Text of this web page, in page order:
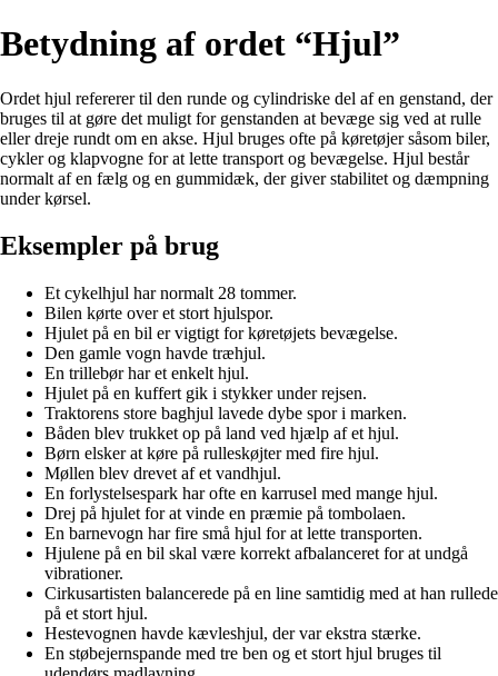
Betydning af ordet “Hjul”
Ordet hjul refererer til den runde og cylindriske del af en genstand, der
bruges til at gøre det muligt for genstanden at bevæge sig ved at rulle
eller dreje rundt om en akse. Hjul bruges ofte på køretøjer såsom biler,
cykler og klapvogne for at lette transport og bevægelse. Hjul består
normalt af en fælg og en gummidæk, der giver stabilitet og dæmpning
under kørsel.
Eksempler på brug
Et cykelhjul har normalt 28 tommer.
Bilen kørte over et stort hjulspor.
Hjulet på en bil er vigtigt for køretøjets bevægelse.
Den gamle vogn havde træhjul.
En trillebør har et enkelt hjul.
Hjulet på en kuffert gik i stykker under rejsen.
Traktorens store baghjul lavede dybe spor i marken.
Båden blev trukket op på land ved hjælp af et hjul.
Børn elsker at køre på rulleskøjter med fire hjul.
Møllen blev drevet af et vandhjul.
En forlystelsespark har ofte en karrusel med mange hjul.
Drej på hjulet for at vinde en præmie på tombolaen.
En barnevogn har fire små hjul for at lette transporten.
Hjulene på en bil skal være korrekt afbalanceret for at undgå
vibrationer.
Cirkusartisten balancerede på en line samtidig med at han rullede
på et stort hjul.
Hestevognen havde kævleshjul, der var ekstra stærke.
En støbejernspande med tre ben og et stort hjul bruges til